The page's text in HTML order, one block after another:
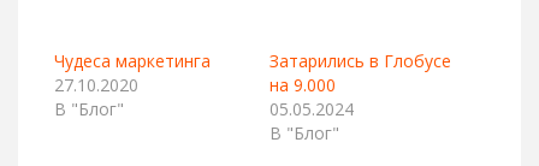
Чудеса маркетинга
27.10.2020
В "Блог"
Затарились в Глобусе
на 9.000
05.05.2024
В "Блог"